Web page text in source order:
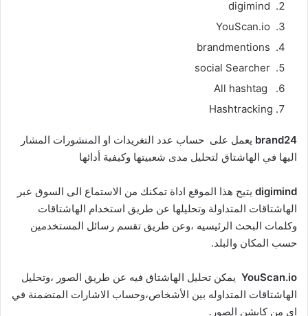
Hashtracking
brand24 يعمل على حساب عدد التغريدات او المنشورات المشار
اليها في الهاشتاق لتحليل مدى شعبيتها وكيفية أدائها
digimind يتيح هذا الموقع اداة تمكنك من الاستماع الى السوق عبر
الهاشتاقات المتداولة وتحليلها عن طريق استخدام الهاشتاقات
وكلمات البحث الرئيسيه ،وعن طريق تقسم رسائل المستخدمين
حسب المكان والبلد.
YouScan.io يمكن تحليل الهاشتاق فيه عن طريق الصور ،وتحليل
الهاشتاقات المتداوله بين الأشخاص،وحساب الاشارات المتضمنة في
اي من كابشن الصور.